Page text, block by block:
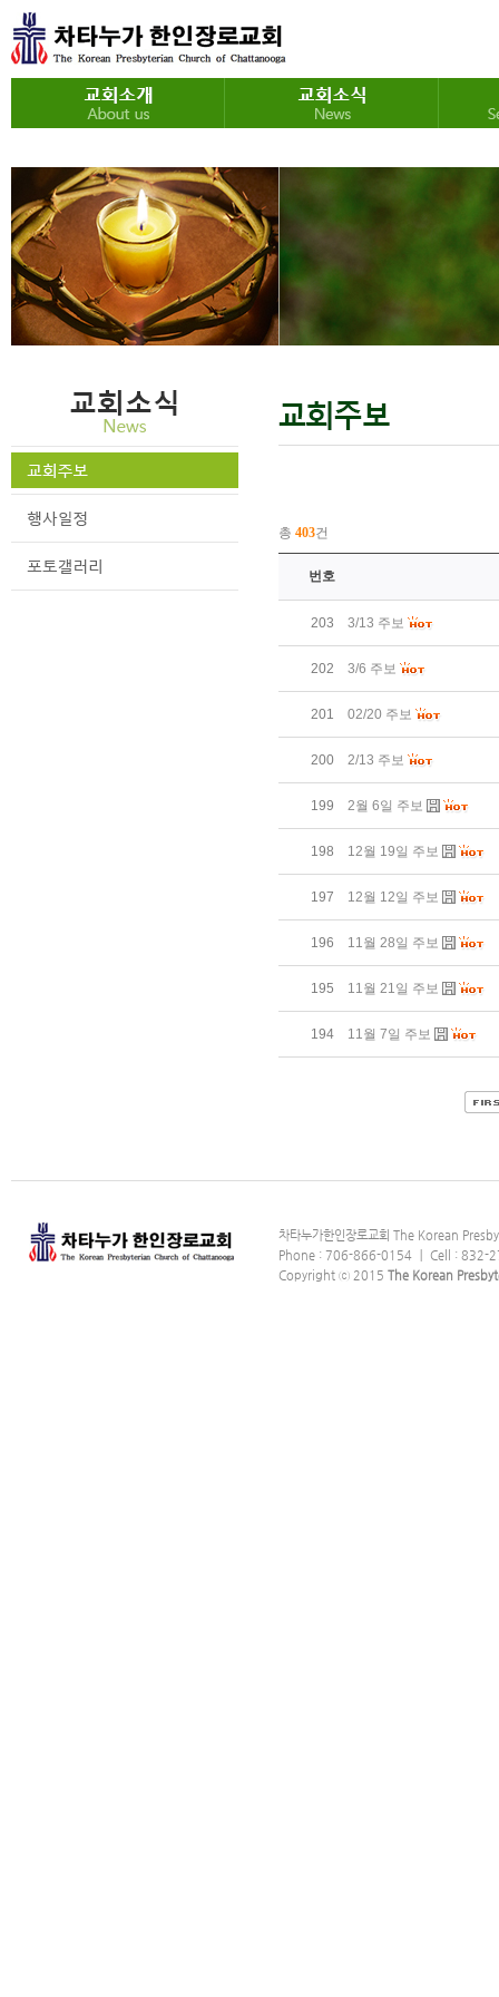
총 403건
번호
203 3/13 주보
202 3/6 주보
201 02/20 주보
200 2/13 주보
199 2월 6일 주보
198 12월 19일 주보
197 12월 12일 주보
196 11월 28일 주보
195 11월 21일 주보
194 11월 7일 주보
차타누가한인장로교회 The Korean
Phone : 706-866-0154 ｜ Cell : 832-
Copyright ⓒ 2015 The Korean